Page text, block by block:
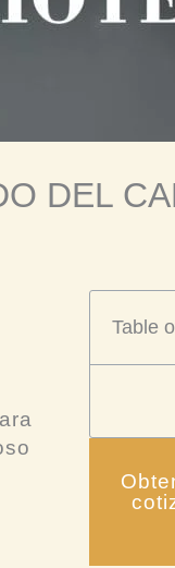
DEL
Table